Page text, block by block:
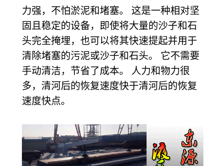
力强，不怕淤泥和堵塞。 这是一种相对坚
固且稳定的设备，即使将大量的沙子和石
头完全掩埋，也可以将其快速提起并用于
清除堵塞的污泥或沙子和石头。 它不需要
手动清洁，节省了成本。 人力和物力很
多，清河后的恢复速度快于清河后的恢复
速度快点。